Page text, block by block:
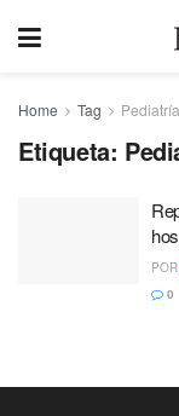
Home Tag Pediatría
Etiqueta:
POR
0